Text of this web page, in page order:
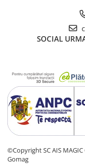
SOCIAL
©Copyright SC AIS MAGIC
Gomag